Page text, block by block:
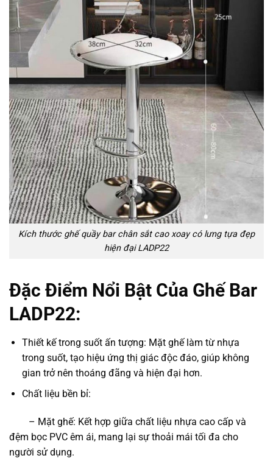
Kích thước ghế quầy bar chân sắt cao xoay có lưng tựa đẹp
hiện đại LADP22
Đặc Điểm Nổi Bật Của Ghế Bar
LADP22:
Thiết kế trong suốt ấn tượng: Mặt ghế làm từ nhựa
trong suốt, tạo hiệu ứng thị giác độc đáo, giúp không
gian trở nên thoáng đãng và hiện đại hơn.
Chất liệu bền bỉ:
– Mặt ghế: Kết hợp giữa chất liệu nhựa cao cấp và
đệm bọc PVC êm ái, mang lại sự thoải mái tối đa cho
người sử dụng.